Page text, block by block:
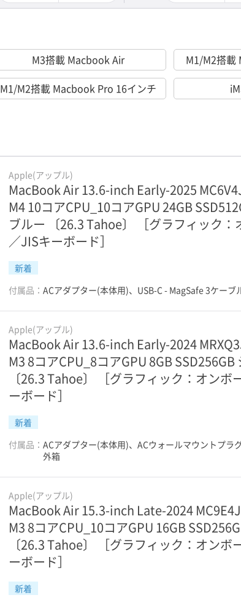
M3搭載 Macbook Air M1/M2搭載
M1/M2搭載 Macbook Pro 16インチ
Apple(アップル)
MacBook Air 13.6-inch Early-2025
M4 10コアCPU_10コアGPU 24GB
ブルー 〔26.3 Tahoe〕 ［グラフィック：
／JISキーボード］
新着
付属品：ACアダプター(本体用)、USB-C - MagSafe 3ケーブ
Apple(アップル)
MacBook Air 13.6-inch Early-2024
M3 8コアCPU_8コアGPU 8GB SSD256GB
〔26.3 Tahoe〕 ［グラフィック：オンボ
ーボード］
新着
付属品：ACアダプター(本体用)、ACウォールマウントプラ
外箱
Apple(アップル)
MacBook Air 15.3-inch Late-2024
M3 8コアCPU_10コアGPU 16GB
〔26.3 Tahoe〕 ［グラフィック：オンボ
ーボード］
新着